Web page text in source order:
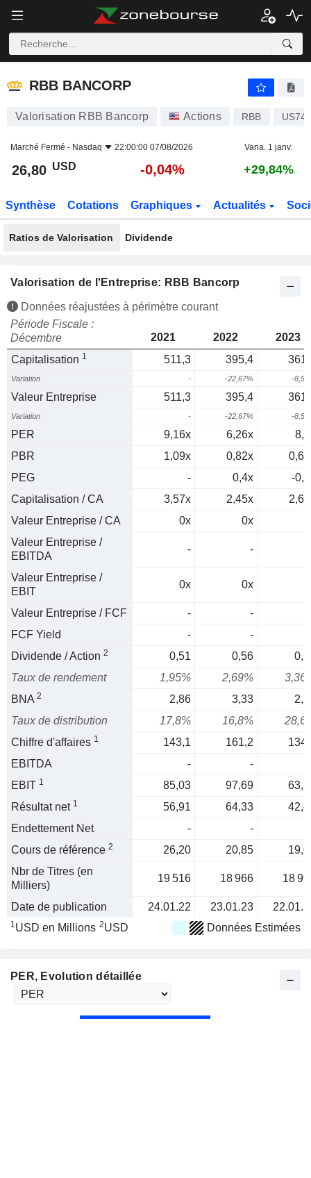
RBB BANCORP
RBB BANCORP
Valorisation RBB Bancorp Actions RBB
Marché Fermé - Nasdaq 22:00:00 07/08/2026 Varia. 1 janv.
26,80 USD -0,04% +29,84%
Synthèse Cotations Graphiques Actualités
Ratios de Valorisation Dividende
Valorisation de l'Entreprise: RBB Bancorp
Données réajustées à périmètre courant
Période Fiscale :
Décembre
2021 2022
2023
Capitalisation 1 511,3 395,4
Variation - -22,67% -
Valeur Entreprise 511,3 395,4
Variation - -22,67% -
PER 9,16x 6,26x
PBR
1,09x 0,82x
PEG
- 0,4x
-
Capitalisation / CA
3,57x 2,45x
Valeur Entreprise / CA
0x 0x
Valeur Entreprise /
EBITDA
- -
Valeur Entreprise /
EBIT
0x 0x
Valeur Entreprise / FCF -
-
FCF Yield
-
-
Dividende / Action 2 0,51 0,56
Taux de rendement
1,95% 2,69%
BNA 2 2,86 3,33
Taux de distribution
17,8% 16,8%
Chiffre d'affaires 1 143,1 161,2
EBITDA
-
-
EBIT 1 85,03 97,69
Résultat net 1 56,91 64,33
Endettement Net
-
-
Cours de référence 2 26,20 20,85
Nbr de Titres (en
Milliers)
19 516 18 966 18
Date de publication 24.01.22 23.01.23
1USD en Millions 2USD Données Estimées
PER, Evolution détaillée